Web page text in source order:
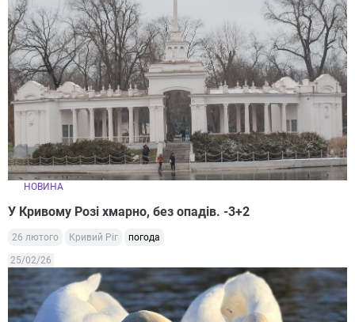
НОВИНА
У Кривому Розі хмарно, без опадів. -3+2
26 лютого Кривий Ріг погода
25/02/26